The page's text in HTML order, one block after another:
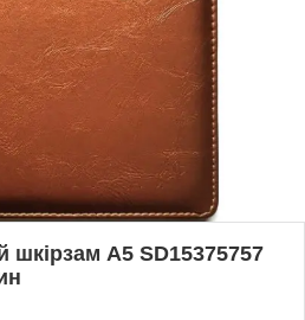
А5 SD15375757